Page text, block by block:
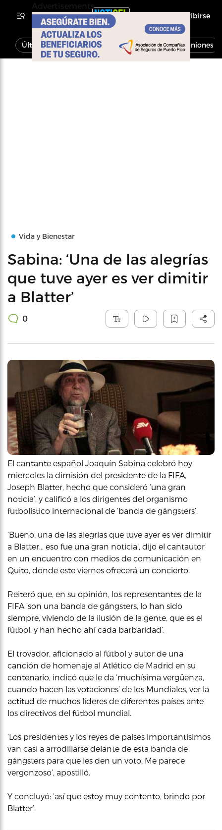
Inscribirse
Última Hora Noticias Economía Opiniones
Vida y Bienestar
Sabina: ‘Una de las alegrías
que tuve ayer es ver dimitir
a Blatter’
0
El cantante español Joaquín Sabina celebró hoy
miercoles la dimisión del presidente de la FIFA,
Joseph Blatter, hecho que consideró ‘una gran
noticia’, y calificó a los dirigentes del organismo
futbolístico internacional de ‘banda de gángsters’.
‘Bueno, una de las alegrías que tuve ayer es ver dimitir
a Blatter… eso fue una gran noticia’, dijo el cantautor
en un encuentro con medios de comunicación en
Quito, donde este viernes ofrecerá un concierto.
Reiteró que, en su opinión, los representantes de la
FIFA ‘son una banda de gángsters, lo han sido
siempre, viviendo de la ilusión de la gente, que es el
fútbol, y han hecho ahí cada barbaridad’.
El trovador, aficionado al fútbol y autor de una
canción de homenaje al Atlético de Madrid en su
centenario, indicó que le da ‘muchísima vergüenza,
cuando hacen las votaciones’ de los Mundiales, ver la
actitud de muchos líderes de diferentes países ante
los directivos del fútbol mundial.
‘Los presidentes y los reyes de países importantísimos
van casi a arrodillarse delante de esta banda de
gángsters para que les den un voto. Me parece
vergonzoso’, apostilló.
Y concluyó: ‘así que estoy muy contento, brindo por
Blatter’.
Advertisements